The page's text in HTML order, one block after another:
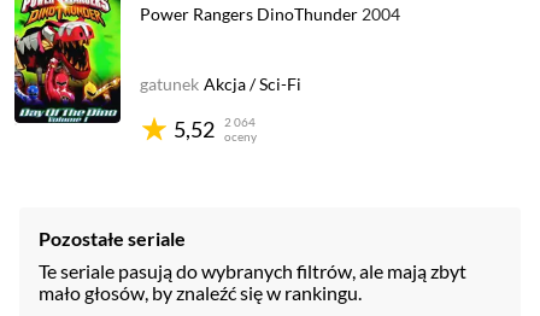
Power Rangers DinoThunder 2004
5,52
2 064
oceny
gatunek Akcja/Sci-Fi
Pozostałe seriale
Te seriale pasują do wybranych filtrów, ale mają zbyt
mało głosów, by znaleźć się w rankingu.